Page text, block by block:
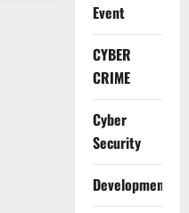
Event
CYBER
CRIME
Cyber
Security
Development